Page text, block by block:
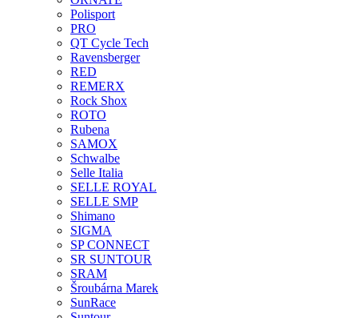
Polisport
PRO
QT Cycle Tech
Ravensberger
RED
REMERX
Rock Shox
ROTO
Rubena
SAMOX
Schwalbe
Selle Italia
SELLE ROYAL
SELLE SMP
Shimano
SIGMA
SP CONNECT
SR SUNTOUR
SRAM
Šroubárna Marek
SunRace